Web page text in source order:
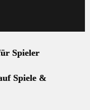
Spieler
Spiele &